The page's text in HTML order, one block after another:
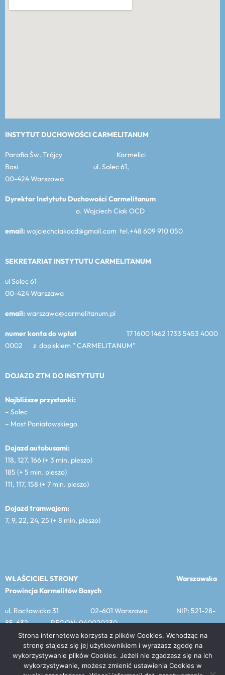
INSTYTUT DUCHOWOŚCI CARMELITANUM
Parafia Św. Trójcy Karmelici
Bosi ul. Solec 61,
00-424 Warszawa
Dyrektor Instytutu Duchowości Carmelitanum
o. Wojciech Ciak OCD
email:wojciechciakocd@gmail.com tel.+48 609 910 050
SEKRETARIAT INSTYTUTU CARMELITANUM
ul Solec 61
00-424 Warszawa
email:warszawa@carmelitanum.pl
numer konta do wpłat 17 1600 1462 1733 5453 4000
0002 z dopiskiem ” CARMELITANUM”
DOJAZD ZTM DO INSTYTUTU
Najbliższe przystanki:
– Solec
– Most Poniatowskiego
Dojazd autobusami:
118, 127, 166 (+ 3 min. pieszo)
185 (+ 5 min. pieszo)
111, 117, 158 (+ 7 min. pieszo)
Dojazd tramwajem:
7, 9, 22, 24, 25 (+ 8 min. pieszo)
WŁAŚCICIEL STRONY Warszawska
Prowincja Karmelitów Bosych
ul. Racławicka 31 02-601 Warszawa NIP: 521-28-
85-632 REGON: 040020230
MENU
Strona internetowa korzysta z plików Cookies. Wchodząc na
stronę stajesz się jej użytkownikiem i wyrażasz zgodę na
wykorzystywanie plików Cookies. Jeżeli nie zgadzasz się na ich
wykorzystywanie, możesz zmienić ustawienia Cookies w